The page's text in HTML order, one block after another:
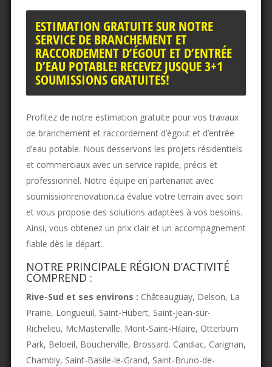
ESTIMATION GRATUITE SUR NOTRE
SERVICE DE BRANCHEMENT ET
RACCORDEMENT D’ÉGOUT ET D’ENTRÉE
D’EAU POTABLE! RECEVEZ JUSQUE 3+1
SOUMISSIONS GRATUITES!
Profitez de notre estimation gratuite pour vos travaux
de branchement et raccordement d’égout et d’entrée
d’eau potable. Nous desservons les projets résidentiels
et commerciaux avec un service rapide, précis et
professionnel. Notre équipe en partenariat avec
soumissionrenovation.ca évalue votre terrain avec soin
et vous propose des solutions adaptées à vos besoins.
Ainsi, vous obtenez un prix clair et un accompagnement
fiable dès le départ.
NOTRE PRINCIPALE RÉGION D’ACTIVITÉ
COMPREND :
Rive-Sud et ses environs : Châteauguay, Delson, La
Prairie, Longueuil, Saint-Hubert, Saint-Jean-sur-
Richelieu, McMasterville. Mont-Saint-Hilaire, Otterburn
Park, Beloeil, Boucherville, Brossard. Candiac, Carignan,
Chambly, Saint-Basile-le-Grand, Saint-Bruno-de-